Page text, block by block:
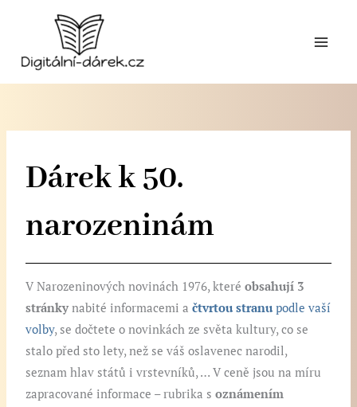
obsah
Dárek k 50.
narozeninám
V Narozeninových novinách 1976, kteréobsahují 3
stránkynabité informacemi a čtvrtou stranupodle vaší
volby, se dočtete o novinkách ze světa kultury, co se
stalo před sto lety, než se váš oslavenec narodil,
seznam hlav států i vrstevníků, … V ceně jsou na míru
zapracované informace –rubrika s oznámením